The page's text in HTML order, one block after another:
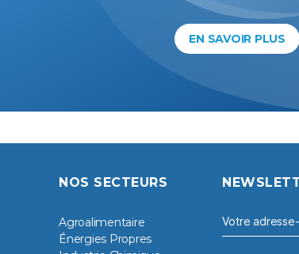
EN SAVOIR PLUS
NOS SECTEURS
Agroalimentaire
Énergies Propres